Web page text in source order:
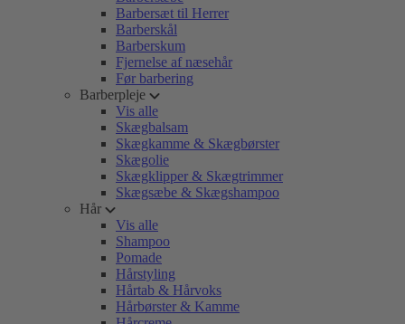
Barbersæt til Herrer
Barberskål
Barberskum
Fjernelse af næsehår
Før barbering
Barberpleje
Vis alle
Skægbalsam
Skægkamme & Skægbørster
Skægolie
Skægklipper & Skægtrimmer
Skægsæbe & Skægshampoo
Hår
Vis alle
Shampoo
Pomade
Hårstyling
Hårtab & Hårvoks
Hårbørster & Kamme